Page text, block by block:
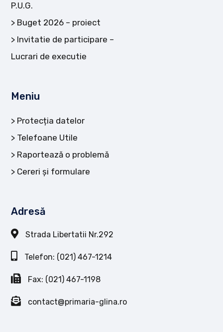
P.U.G.
Buget 2026 – proiect
Invitatie de participare –
Lucrari de executie
Meniu
Protecția datelor
Telefoane Utile
Raportează o problemă
Cereri și formulare
Adresă
Strada Libertatii Nr.292
Telefon: (021) 467-1214
Fax: (021) 467-1198
contact@primaria-glina.ro